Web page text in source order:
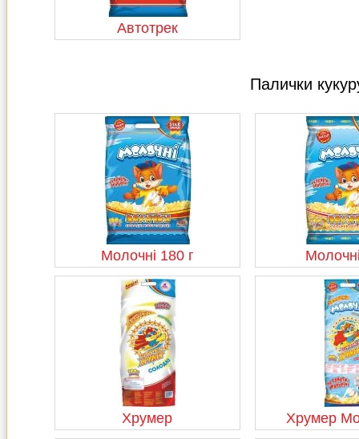
Автотрек
Палички
Молочні 180 г
Хрумер Хрумер